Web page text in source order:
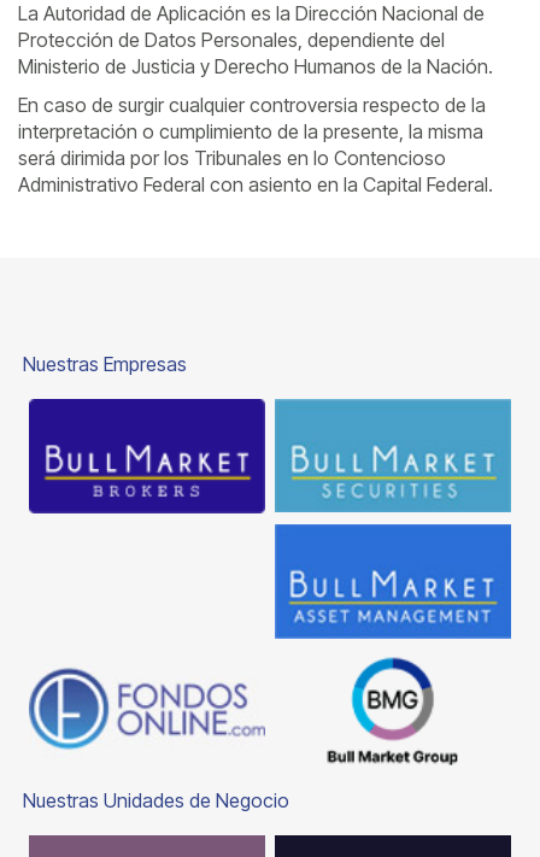
La Autoridad de Aplicación es la Dirección Nacional de
Protección de Datos Personales, dependiente del
Ministerio de Justicia y Derecho Humanos de la Nación.
En caso de surgir cualquier controversia respecto de la
interpretación o cumplimiento de la presente, la misma
será dirimida por los Tribunales en lo Contencioso
Administrativo Federal con asiento en la Capital Federal.
Nuestras Empresas
Nuestras Unidades de Negocio